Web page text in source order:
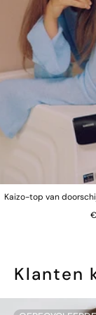
Kaizo-top van
Klanten